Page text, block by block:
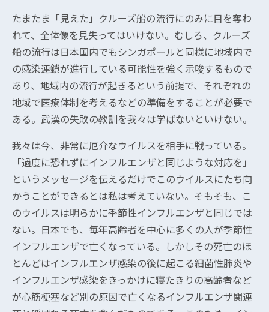
たまたま「見えた」クルーズ船の流行にのみに目を奪わ
れて、全体像を見失ってはいけない。むしろ、クルーズ
船の流行は日本国内でもシンガポールと同様に地域内で
の感染連鎖が進行している可能性を強く示唆するもので
あり、地域内の流行が起きるという前提で、それぞれの
地域で医療体制を考えるなどの準備をすることが必要で
ある。武漢の失敗の教訓を我々は学ばないといけない。
我々は今、非常に厄介なウイルスを相手に戦っている。
「過度に恐れずにインフルエンザと同じような対応を」
というメッセージを伝えるだけでこのウイルスにたち向
かうことができるとは私は考えていない。そもそも、こ
のウイルスは明らかに季節性インフルエンザと同じでは
ない。日本でも、毎年高齢者を中心に多くの人が季節性
インフルエンザで亡くなっている。しかしその死亡のほ
とんどはインフルエンザ感染の後に起こる細菌性肺炎や
インフルエンザ感染をきっかけに寝たきりの高齢者など
が心筋梗塞など別の原因で亡くなるインフルエンザ関連